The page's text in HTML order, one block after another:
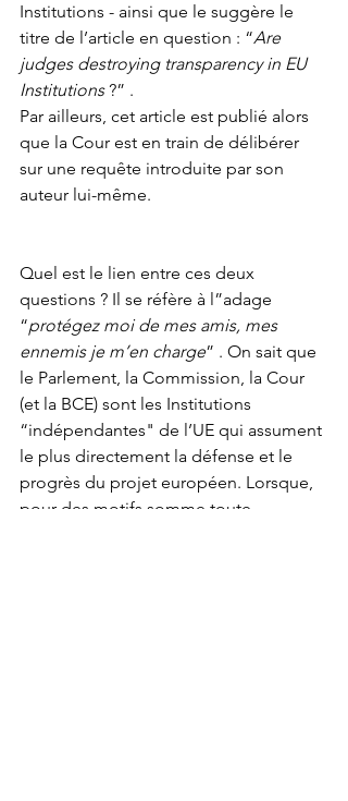
Institutions - ainsi que le suggère le
titre de l’article en question : “Are
judges destroying transparency in EU
Institutions ?” .
Par ailleurs, cet article est publié alors
que la Cour est en train de délibérer
sur une requête introduite par son
auteur lui-même.
Quel est le lien entre ces deux
questions ? Il se réfère à l”adage
“protégez moi de mes amis, mes
ennemis je m’en charge” . On sait que
le Parlement, la Commission, la Cour
(et la BCE) sont les Institutions
“indépendantes" de l’UE qui assument
le plus directement la défense et le
progrès du projet européen. Lorsque,
pour des motifs somme toute